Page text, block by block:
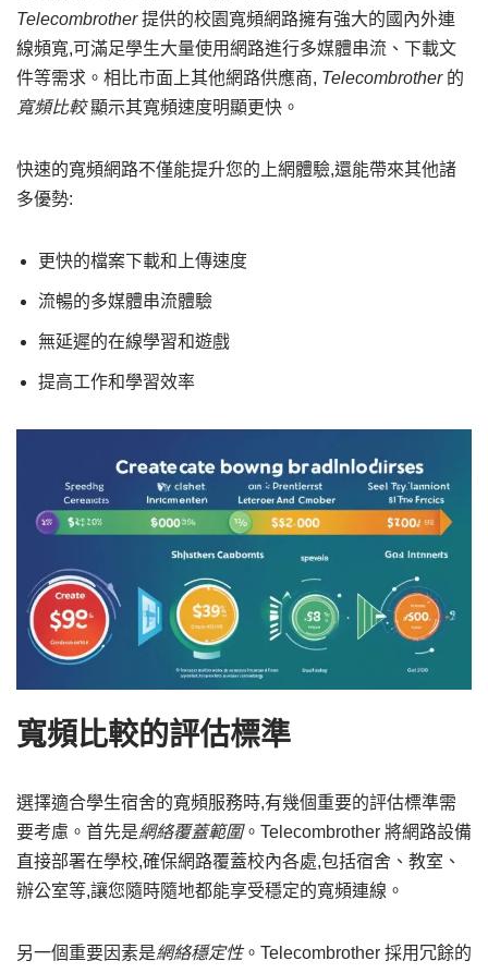
Telecombrother提供的校園寬頻網路擁有強大的國內外連
線頻寬,可滿足學生大量使用網路進行多媒體串流、下載文
件等需求。相比市面上其他網路供應商, Telecombrother的
寬頻比較顯示其寬頻速度明顯更快。
快速的寬頻網路不僅能提升您的上網體驗,還能帶來其他諸
多優勢:
更快的檔案下載和上傳速度
流暢的多媒體串流體驗
無延遲的在線學習和遊戲
提高工作和學習效率
寬頻比較的評估標準
選擇適合學生宿舍的寬頻服務時,有幾個重要的評估標準需
要考慮。首先是網絡覆蓋範圍。Telecombrother 將網路設備
直接部署在學校,確保網路覆蓋校內各處,包括宿舍、教室、
辦公室等,讓您隨時隨地都能享受穩定的寬頻連線。
另一個重要因素是網絡穩定性。Telecombrother 採用冗餘的